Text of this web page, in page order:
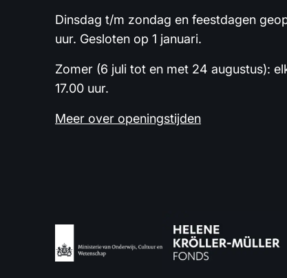
Dinsdag t/m zondag en feestdagen
uur. Gesloten op 1 januari.
Zomer (6 juli tot en met 24 augustus):
17.00 uur.
Meer over openingstijden